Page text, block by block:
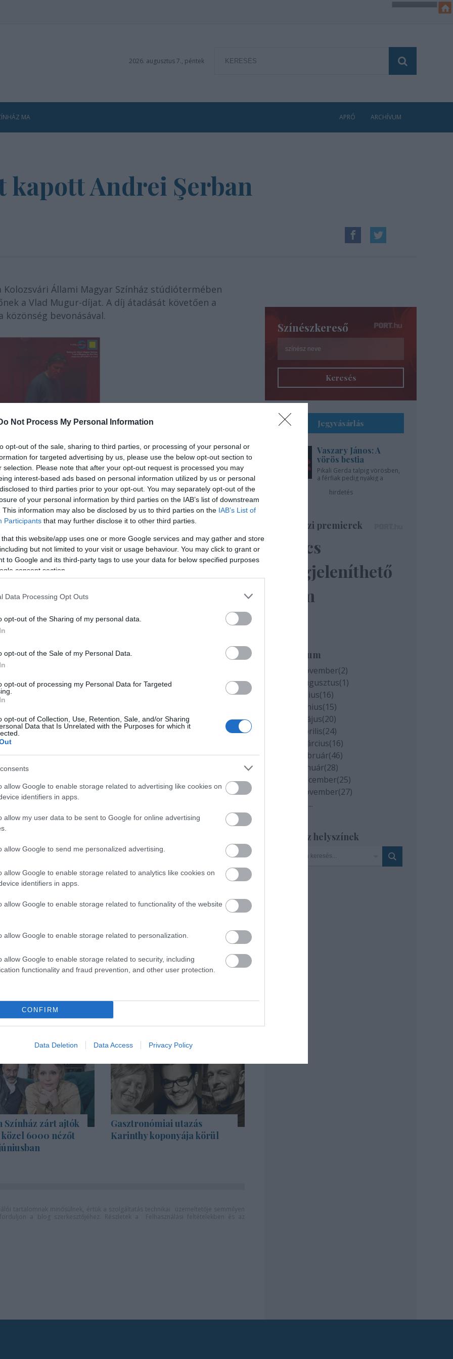
Not Process My Personal Information
opt-out of the sale, sharing to third parties, or processing of your personal or
for targeted advertising by us, please use the below opt-out section to
selection. Please note that after your opt-out request is processed you may
interest-based ads based on personal information utilized by us or personal
to third parties prior to your opt-out. You may separately opt-out of the
of your personal information by third parties on the IAB’s list of downstream
This information may also be disclosed by us to third parties on the IAB’s List of
Participants that may further disclose it to other third parties.
that this website/app uses one or more Google services and may gather and store
but not limited to your visit or usage behaviour. You may click to grant or
to Google and its third-party tags to use your data for below specified purposes
consent section.
Data Processing Opt Outs
opt-out of the Sharing of my personal data.
opt-out of the Sale of my Personal Data.
opt-out of processing my Personal Data for Targeted
opt-out of Collection, Use, Retention, Sale, and/or Sharing
Data that Is Unrelated with the Purposes for which it
allow Google to enable storage related to advertising like cookies on
identifiers in apps.
allow my user data to be sent to Google for online advertising
allow Google to send me personalized advertising.
allow Google to enable storage related to analytics like cookies on
identifiers in apps.
allow Google to enable storage related to functionality of the website
allow Google to enable storage related to personalization.
allow Google to enable storage related to security, including
functionality and fraud prevention, and other user protection.
CONFIRM
Data Deletion Data Access Privacy Policy
2026. augusztus 7., péntek
MA APRÓ ARCHÍVUM
Andrei Şerban
Állami Magyar Színház stúdiótermében
nek a Vlad Mugur-díjat. A díj átadását követően a
bevonásával.
ben aSuttogások és sikolyok
. AVánya bácsivalamint a
őadásának járó UNITER-díjat.
és sikolyokszínreviteléért ítélte oda a Vlad
a m
de kiemelkedőművészi munkájukkal
megvalósításához.
díjasokprogramjának keretébenHelmuth
műtárgyával ajándékozzuk meg.
Színház zárt ajtók
6000 nézőt
Gasztronómiai utazás
Karinthy koponyája körül
Színészkereső
Keresés
Jegyvásárlás
Vaszary János: A
vörös bestia
Pikali Gerda talpig vörösben,
a férfiak pedig nyakig a
hirdetés
Színházi premierek
Nincs
megjeleníthető
elem
Archívum
2020 november(2)
2020 augusztus(1)
2020 július(16)
2020 június(15)
2020 május(20)
2020 április(24)
2020 március(16)
2020 február(46)
2020 január(28)
2019 december(25)
2019 november(27)
...
Szinház helyszínek